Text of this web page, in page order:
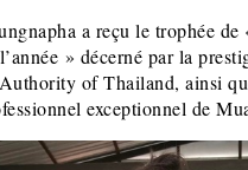
a reçu le trophée
» décerné par la
of Thailand, ainsi
exceptionnel de